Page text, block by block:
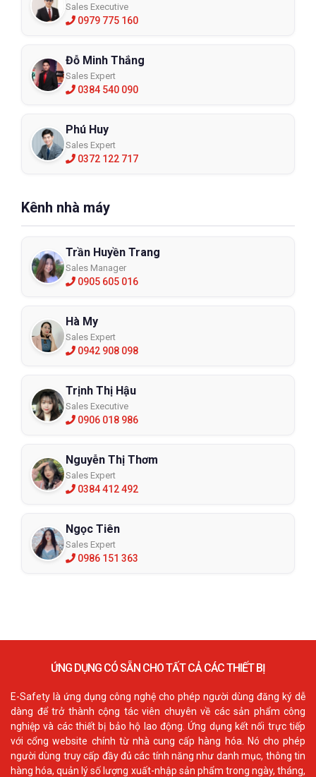
Sales Executive
0979 775 160
Đỗ Minh Thắng
Sales Expert
0384 540 090
Phú Huy
Sales Expert
0372 122 717
Kênh nhà máy
Trần Huyền Trang
Sales Manager
0905 605 016
Hà My
Sales Expert
0942 908 098
Trịnh Thị Hậu
Sales Executive
0906 018 986
Nguyễn Thị Thơm
Sales Expert
0384 412 492
Ngọc Tiên
Sales Expert
0986 151 363
ỨNG DỤNG CÓ SẴN CHO TẤT CẢ CÁC THIẾT BỊ
E-Safety là ứng dụng công nghệ cho phép người dùng đăng ký dễ
dàng để trở thành cộng tác viên chuyên về các sản phẩm công
nghiệp và các thiết bị bảo hộ lao động. Ứng dụng kết nối trực tiếp
với cổng website chính từ nhà cung cấp hàng hóa. Nó cho phép
người dùng truy cấp đầy đủ các tính năng như danh mục, thông tin
hàng hóa, quản lý số lượng xuất-nhập sản phẩm trong ngày, tháng,